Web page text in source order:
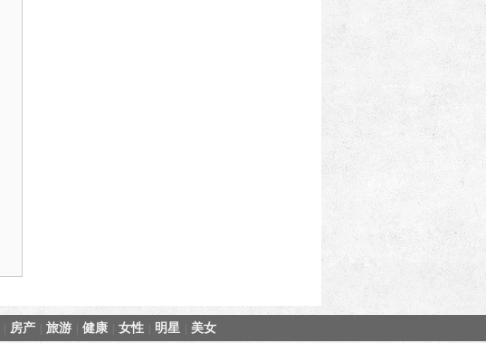
房产 旅游 健康 女性 明星 美女